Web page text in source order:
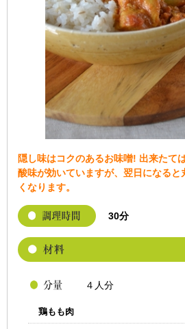
隠し味はコクのあるお味噌! 出来たて
酸味が効いていますが、翌日になると
くなります。
30分
４人分
鶏もも肉